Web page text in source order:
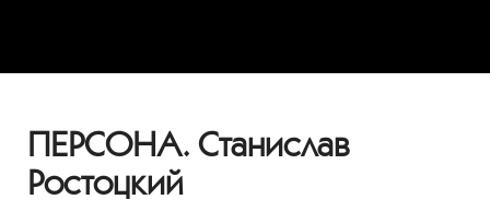
ПЕРСОНА. Станислав
Ростоцкий